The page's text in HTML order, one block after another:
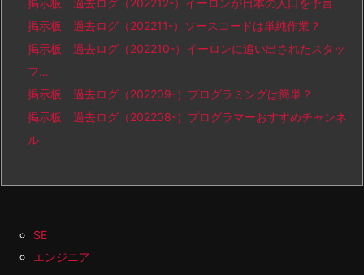
掲示板 過去ログ（202211-）ソースコードは単純作業？
掲示板 過去ログ（202210-）イーロンに追い出されたスタッ
フ…
掲示板 過去ログ（202209-）プログラミングは簡単？
掲示板 過去ログ（202208-）プログラマーおすすめチャンネ
ル
SE
エンジニア